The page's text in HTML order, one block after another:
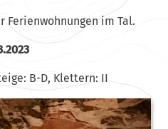
Ferienwohnungen im Tal.
B-D, Klettern: II